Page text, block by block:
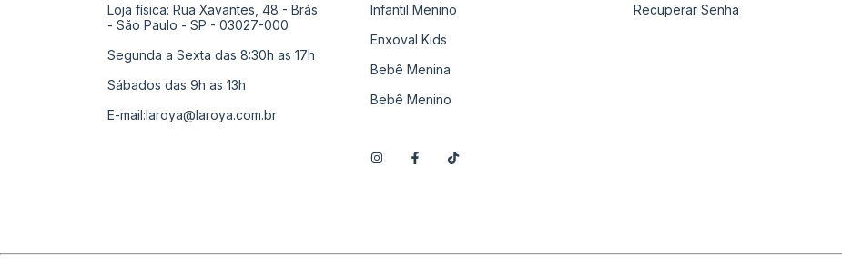
Loja física: Rua Xavantes, 48 - Brás
- São Paulo - SP - 03027-000
Segunda a Sexta das 8:30h as 17h
Sábados das 9h as 13h
E-mail:laroya@laroya.com.br
Infantil Menino
Enxoval Kids
Bebê Menina
Bebê Menino
Recuperar Senha